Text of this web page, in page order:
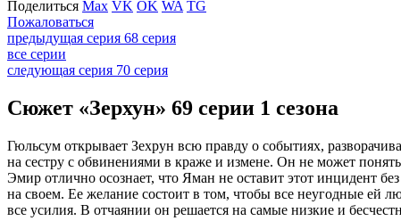
Поделиться Max VK OK WA TG
Пожаловаться
предыдущая серия 68 серия
все серии
следующая серия 70 серия
Сюжет «Зерхун» 69 серии 1 сезона
Гюльсум открывает Зехрун всю правду о событиях,
на сестру с обвинениями в краже и измене. Он не может
Эмир отлично осознает, что Яман не оставит этот инцидент
на своем. Ее желание состоит в том, чтобы все неугодные ей
все усилия. В отчаянии он решается на самые низкие и